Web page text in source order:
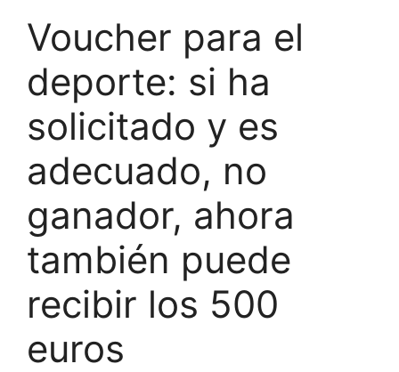
Voucher para el
deporte: si ha
solicitado y es
adecuado, no
ganador, ahora
también puede
recibir los 500
euros